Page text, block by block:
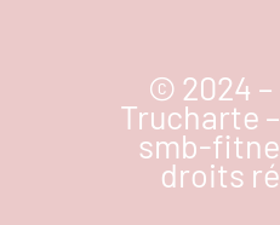
© 2024 –
Trucharte
smb-
droits